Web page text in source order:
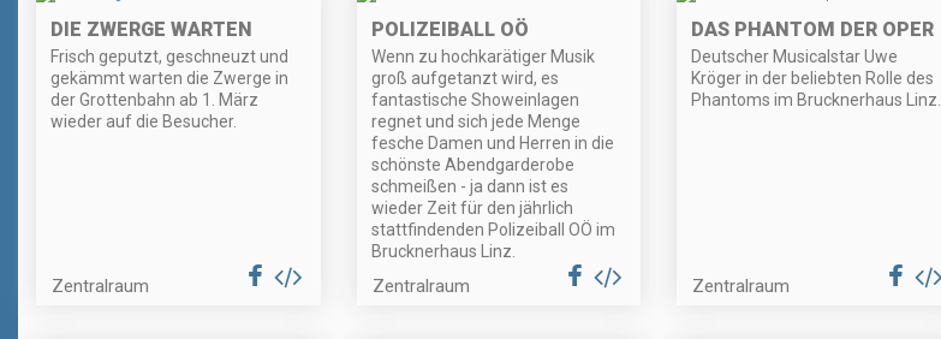
DIE ZWERGE WARTEN
Frisch geputzt, geschneuzt und
gekämmt warten die Zwerge in
der Grottenbahn ab 1. März
wieder auf die Besucher.
Zentralraum
POLIZEIBALL OÖ
Wenn zu hochkarätiger Musik
groß aufgetanzt wird, es
fantastische Showeinlagen
regnet und sich jede Menge
fesche Damen und Herren in die
schönste Abendgarderobe
schmeißen - ja dann ist es
wieder Zeit für den jährlich
stattfindenden Polizeiball OÖ im
Brucknerhaus Linz.
Zentralraum
DAS PHANTOM DER OPER
Deutscher Musicalstar Uwe
Kröger in der beliebten Rolle des
Phantoms im Brucknerhaus Linz.
Zentralraum